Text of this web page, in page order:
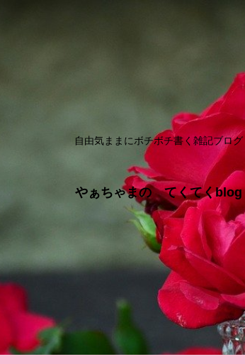
自由気ままにボチボチ書く雑記ブログ
やぁちゃまの てくてくblog